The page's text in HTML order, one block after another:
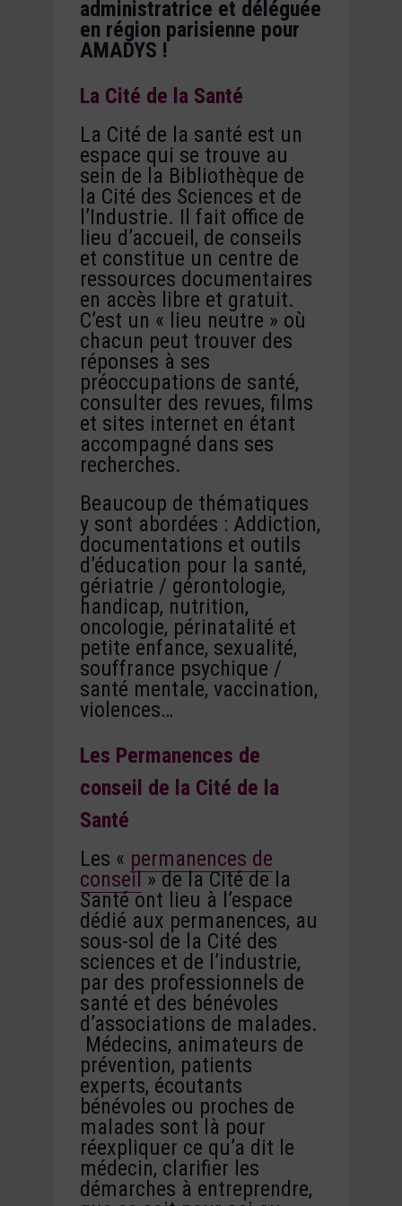
administratrice et déléguée
en région parisienne pour
AMADYS !
La Cité de la Santé
La Cité de la santé est un
espace qui se trouve au
sein de la Bibliothèque de
la Cité des Sciences et de
l’Industrie. Il fait office de
lieu d’accueil, de conseils
et constitue un centre de
ressources documentaires
en accès libre et gratuit.
C’est un « lieu neutre » où
chacun peut trouver des
réponses à ses
préoccupations de santé,
consulter des revues, films
et sites internet en étant
accompagné dans ses
recherches.
Beaucoup de thématiques
y sont abordées : Addiction,
documentations et outils
d’éducation pour la santé,
gériatrie / gérontologie,
handicap, nutrition,
oncologie, périnatalité et
petite enfance, sexualité,
souffrance psychique /
santé mentale, vaccination,
violences…
Les Permanences de
conseil de la Cité de la
Santé
Les « permanences de
conseil» de la Cité de la
Santé ont lieu à l’espace
dédié aux permanences, au
sous-sol de la Cité des
sciences et de l’industrie,
par des professionnels de
santé et des bénévoles
d’associations de malades.
Médecins, animateurs de
prévention, patients
experts, écoutants
bénévoles ou proches de
malades sont là pour
réexpliquer ce qu’a dit le
médecin, clarifier les
démarches à entreprendre,